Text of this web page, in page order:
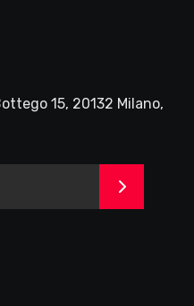
15, 20132 Milano,
>